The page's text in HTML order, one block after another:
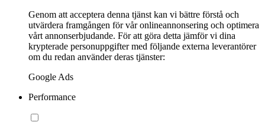
Genom att acceptera denna tjänst kan vi bättre förstå och
utvärdera framgången för vår onlineannonsering och optimera
vårt annonserbjudande. För att göra detta jämför vi dina
krypterade personuppgifter med följande externa leverantörer
om du redan använder deras tjänster:
Google Ads
Performance